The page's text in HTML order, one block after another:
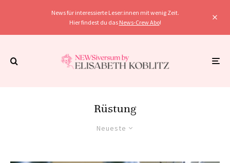
News für interessierte Leser:innen mit wenig Zeit.
Hier findest du das News-Crew Abo!
Rüstung
Neueste